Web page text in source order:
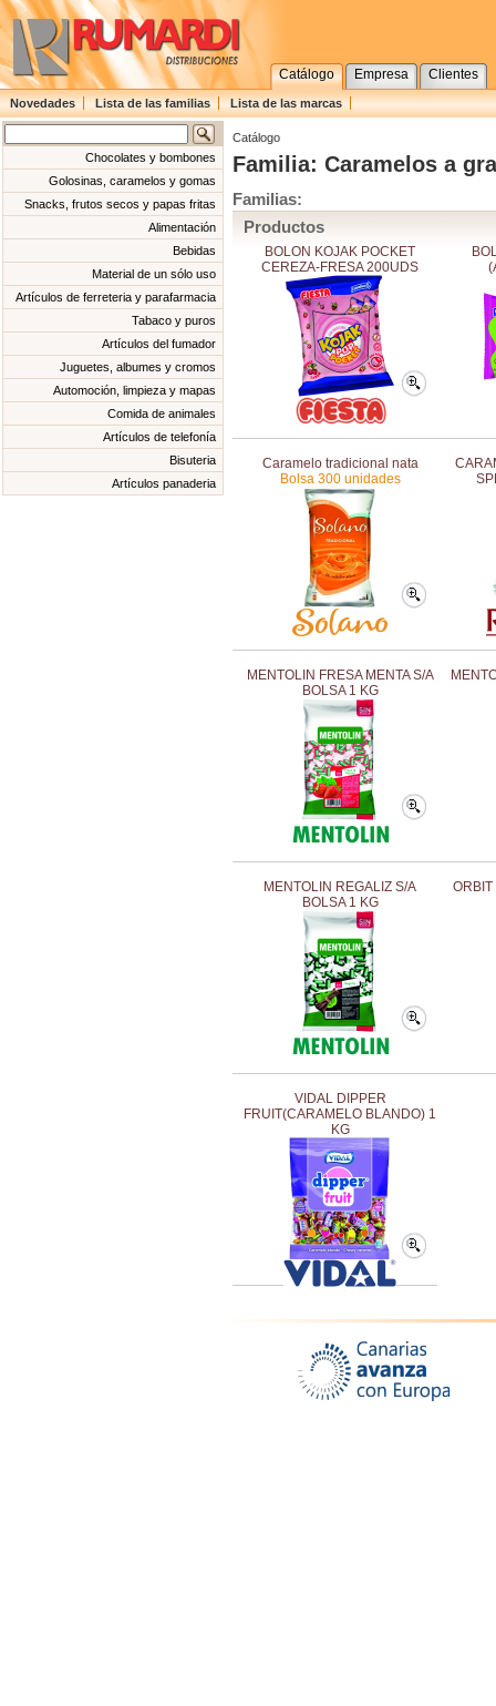
Catálogo Empresa Clientes
Novedades Lista de las familias Lista de las marcas
Catálogo
Familia: Caramelos a
Familias:
Productos
BOLON KOJAK POCKET
CEREZA-FRESA 200UDS
Caramelo tradicional nata
Bolsa 300 unidades
MENTOLIN FRESA MENTA S/A
BOLSA 1 KG
MENTOLIN REGALIZ S/A
BOLSA 1 KG
ORBIT
VIDAL DIPPER
FRUIT(CARAMELO BLANDO) 1
KG
Chocolates y bombones
Golosinas, caramelos y gomas
Snacks, frutos secos y papas fritas
Alimentación
Bebidas
Material de un sólo uso
Artículos de ferreteria y parafarmacia
Tabaco y puros
Artículos del fumador
Juguetes, albumes y cromos
Automoción, limpieza y mapas
Comida de animales
Artículos de telefonía
Bisuteria
Artículos panaderia